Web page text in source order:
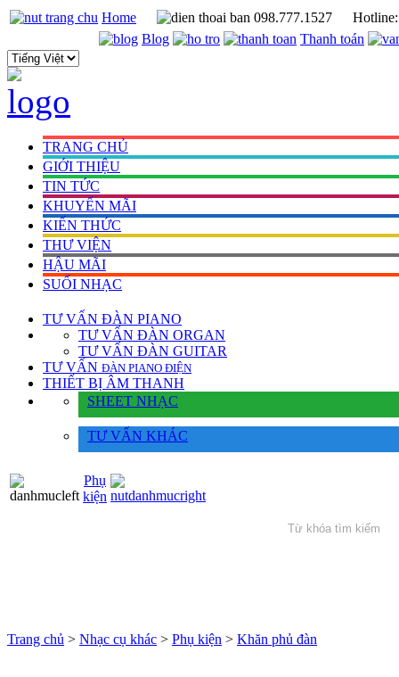
Home 098.777.1527
Blog
Thanh toán
TRANG CHỦ
GIỚI THIỆU
TIN TỨC
KHUYẾN MÃI
KIẾN THỨC
THƯ VIỆN
HẬU MÃI
SUỐI NHẠC
TƯ VẤN ĐÀN PIANO
TƯ VẤN ÐÀN ORGAN
TƯ VẤN ÐÀN GUITAR
TƯ VẤN ÐÀN PIANO ÐIỆN
THIẾT BỊ ÂM THANH
SHEET NHẠC
TƯ VẤN KHÁC
Phụ
kiện
Trang chủ > Nhạc cụ khác > Phụ kiện > Khăn phủ đàn